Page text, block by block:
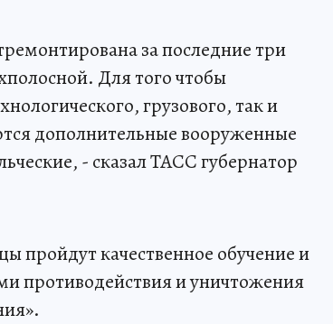
за последние три
Для того чтобы
грузового, так и
дополнительные вооруженные
- сказал ТАСС губернатор
пройдут качественное обучение и
противодействия и уничтожения